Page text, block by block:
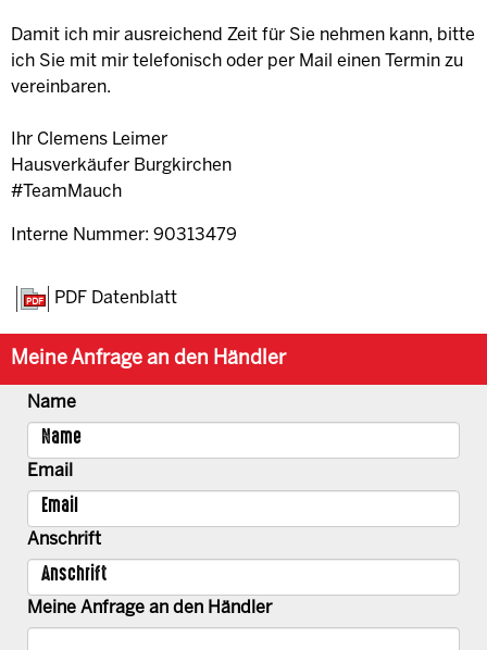
Damit ich mir ausreichend Zeit für Sie nehmen kann, bitte
ich Sie mit mir telefonisch oder per Mail einen Termin zu
vereinbaren.
Ihr Clemens Leimer
Hausverkäufer Burgkirchen
#TeamMauch
Interne Nummer: 90313479
PDF Datenblatt
Meine Anfrage an den Händler
Name
Email
Anschrift
Meine Anfrage an den Händler